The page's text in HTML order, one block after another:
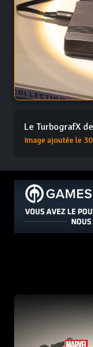
Le TurbografX
Image ajoutée le